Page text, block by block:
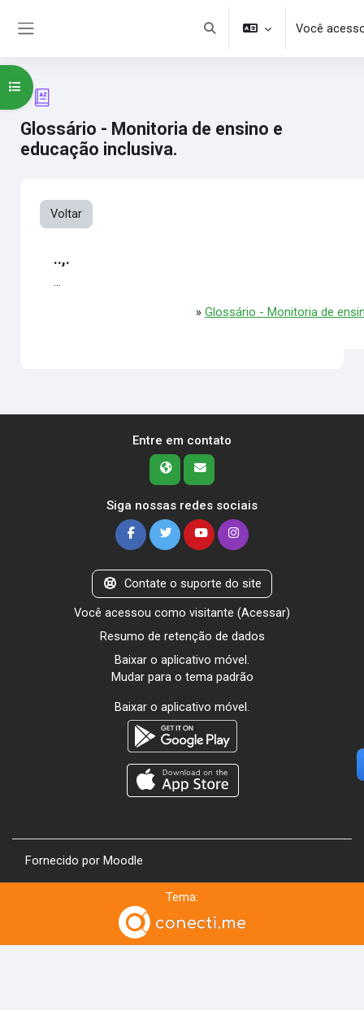
Alternar entrada de pesquisa
Você
Glossário - Monitoria de ensino e
educação inclusiva.
Abrir índice do curso
Voltar
..,.
...
» Glossário - Monitoria de
Entre em contato
Siga nossas redes sociais
Contate o suporte do site
Você acessou como visitante (Acessar)
Resumo de retenção de dados
Baixar o aplicativo móvel.
Mudar para o tema padrão
Baixar o aplicativo móvel.
Fornecido por Moodle
Tema: